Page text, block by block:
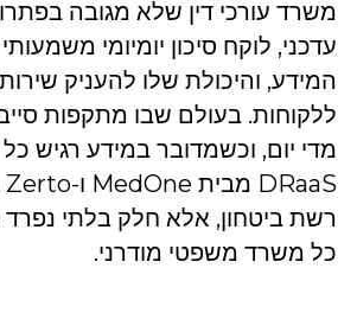
עדכני, לוקח סיכון יומיומי
המידע, והיכולת שלו להעניק
ללקוחות. בעולם שבו מתקפות
מדי יום, וכשמדובר במידע רגיש
רשת ביטחון, אלא חלק בלתי
כל משרד משפטי מודרני.